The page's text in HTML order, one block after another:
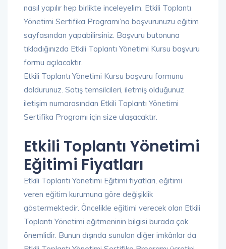
nasıl yapılır hep birlikte inceleyelim. Etkili Toplantı
Yönetimi Sertifika Programı’na başvurunuzu eğitim
sayfasından yapabilirsiniz. Başvuru butonuna
tıkladığınızda Etkili Toplantı Yönetimi Kursu başvuru
formu açılacaktır.
Etkili Toplantı Yönetimi Kursu başvuru formunu
doldurunuz. Satış temsilcileri, iletmiş olduğunuz
iletişim numarasından Etkili Toplantı Yönetimi
Sertifika Programı için size ulaşacaktır.
Etkili Toplantı Yönetimi
Eğitimi Fiyatları
Etkili Toplantı Yönetimi Eğitimi fiyatları, eğitimi
veren eğitim kurumuna göre değişiklik
göstermektedir. Öncelikle eğitimi verecek olan Etkili
Toplantı Yönetimi eğitmeninin bilgisi burada çok
önemlidir. Bunun dışında sunulan diğer imkânlar da